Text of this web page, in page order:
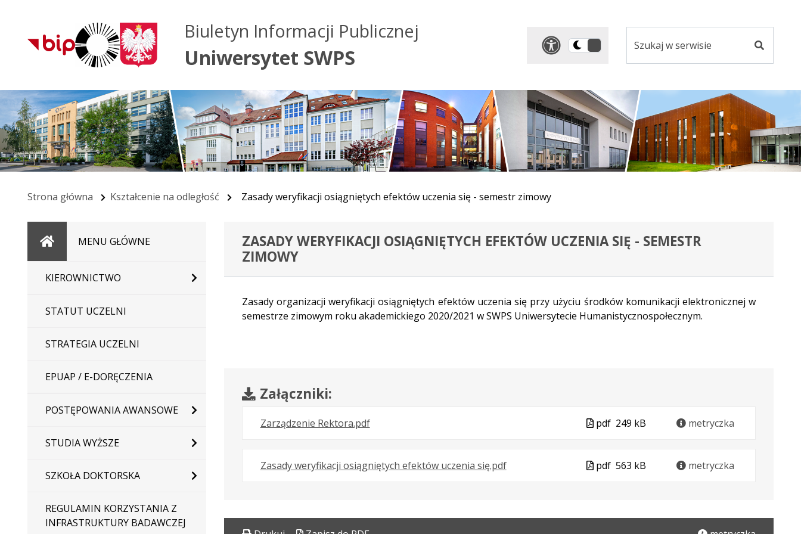
Przejdź do
głównego menu
Przejdź do treści
Przejdź do mapy
serwisu
Biuletyn Informacji Publicznej
Uniwersytet SWPS
Panel dostosowania
Przełącz
ciemną
serwisie
Strona główna Kształcenie na odległość Zasady weryfikacji osiągniętych efektów uczenia się - semestr zimowy
StronaMENU GŁÓWNE
KIEROWNICTWO
STATUT UCZELNI
STRATEGIA UCZELNI
EPUAP / E-DORĘCZENIA
POSTĘPOWANIA AWANSOWE
STUDIA WYŻSZE
SZKOŁA DOKTORSKA
REGULAMIN KORZYSTANIA Z
INFRASTRUKTURY BADAWCZEJ
ZASADY WERYFIKACJI OSIĄGNIĘTYCH EFEKTÓW UCZENIA SIĘ - SEMESTR
ZIMOWY
Zasady organizacji weryfikacji osiągniętych efektów uczenia się przy użyciu środków komunikacji elektronicznej w
semestrze zimowym roku akademickiego 2020/2021 w SWPS Uniwersytecie Humanistycznospołecznym.
Załączniki:
Zarządzenie Rektora.pdf.
formacie:
.
249
.
w
Plik
pdf 249 kB metryczka
Zasady weryfikacji osiągniętych efektów uczenia się.pdf.
pdf
.
kB
.
nowej
Plik
pdf 563 kB metryczka